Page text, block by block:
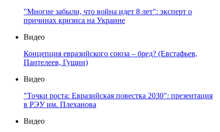
"Многие забыли, что война идет 8 лет": эксперт о
причинах кризиса на Украине
Видео
Концепция евразийского союза – бред? (Евстафьев,
Пантелеев, Гущин)
Видео
"Точки роста: Евразийская повестка 2030": презентация
в РЭУ им. Плеханова
Видео